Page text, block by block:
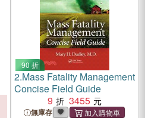
90 折
2.Mass Fatality Management
Concise Field Guide
9
3455
無庫存